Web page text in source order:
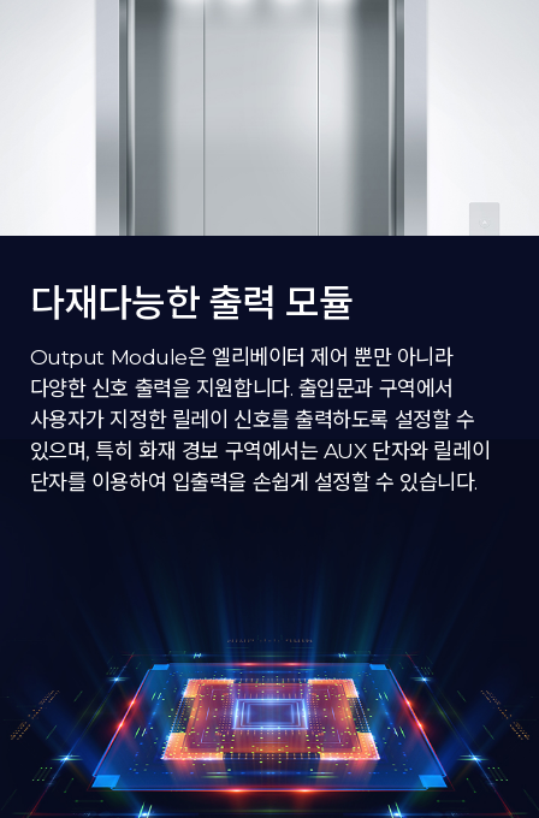
다재다능한 출력 모듈
Output Module은 엘리베이터 제어 뿐만 아니라
다양한 신호 출력을 지원합니다. 출입문과 구역에서
사용자가 지정한 릴레이 신호를 출력하도록 설정할 수
있으며, 특히 화재 경보 구역에서는 AUX 단자와 릴레이
단자를 이용하여 입출력을 손쉽게 설정할 수 있습니다.